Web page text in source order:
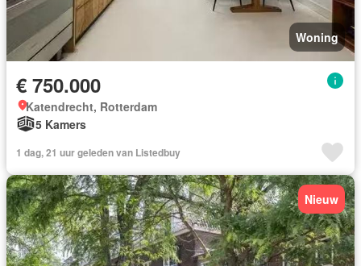
Woning
€ 750.000
Katendrecht, Rotterdam
5 Kamers
1 dag, 21 uur geleden van Listedbuy
Nieuw